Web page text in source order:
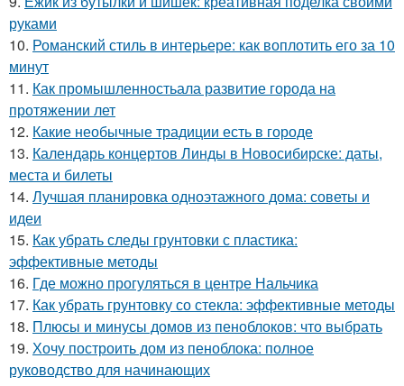
руками
10. Романский стиль в интерьере: как воплотить его за 10
минут
11. Как промышленностьала развитие города на
протяжении лет
12. Какие необычные традиции есть в городе
13. Календарь концертов Линды в Новосибирске: даты,
места и билеты
14. Лучшая планировка одноэтажного дома: советы и
идеи
15. Как убрать следы грунтовки с пластика:
эффективные методы
16. Где можно прогуляться в центре Нальчика
17. Как убрать грунтовку со стекла: эффективные методы
18. Плюсы и минусы домов из пеноблоков: что выбрать
19. Хочу построить дом из пеноблока: полное
руководство для начинающих